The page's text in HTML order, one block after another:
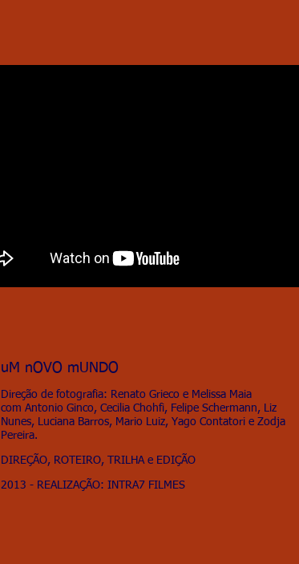
uM nOVO mUNDO
Direção de fotografia: Renato Grieco e Melissa Maia
com Antonio Ginco, Cecilia Chohfi, Felipe Schermann, Liz
Nunes, Luciana Barros, Mario Luiz, Yago Contatori e Zodja
Pereira.
DIREÇÃO, ROTEIRO, TRILHA e EDIÇÃO
2013 - REALIZAÇÃO: INTRA7 FILMES